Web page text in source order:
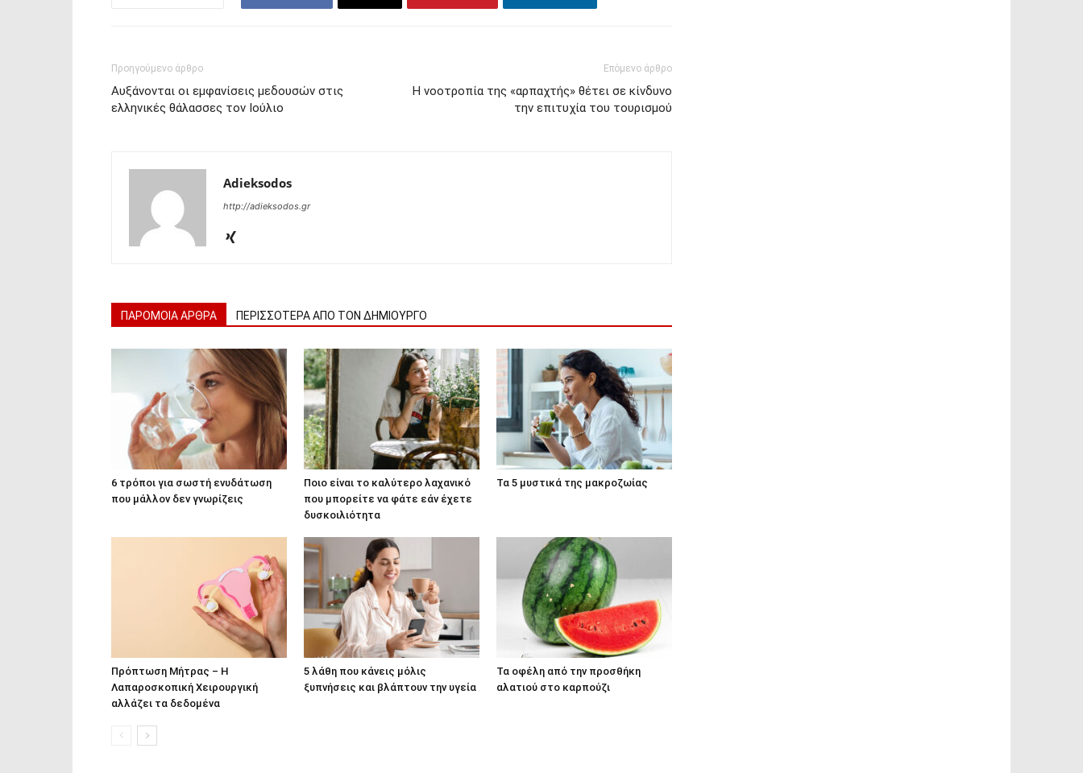
Προηγούμενο άρθρο
Αυξάνονται οι εμφανίσεις μεδουσών στις
ελληνικές θάλασσες τον Ιούλιο
Επόμενο άρθρο
Η νοοτροπία της «αρπαχτής» θέτει σε κίνδυνο
την επιτυχία του τουρισμού
Adieksodos
http://adieksodos.gr
ΠΑΡΟΜΟΙΑ ΑΡΘΡΑ ΠΕΡΙΣΣΟΤΕΡΑ ΑΠΟ ΤΟΝ ΔΗΜΙΟΥΡΓΟ
6 τρόποι για σωστή ενυδάτωση
που μάλλον δεν γνωρίζεις
Ποιο είναι το καλύτερο λαχανικό
που μπορείτε να φάτε εάν έχετε
δυσκοιλιότητα
Τα 5 μυστικά της μακροζωίας
Πρόπτωση Μήτρας – Η
Λαπαροσκοπική Χειρουργική
αλλάζει τα δεδομένα
5 λάθη που κάνεις μόλις
ξυπνήσεις και βλάπτουν την υγεία
Τα οφέλη από την προσθήκη
αλατιού στο καρπούζι